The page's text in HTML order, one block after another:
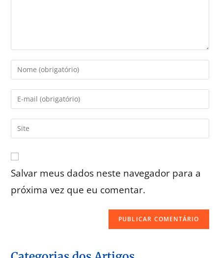
Salvar meus dados neste navegador para a
próxima vez que eu comentar.